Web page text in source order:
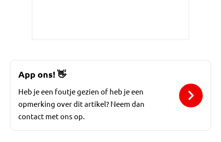
App ons!👋
Heb je een foutje gezien of heb je een
opmerking over dit artikel? Neem dan
contact met ons op.